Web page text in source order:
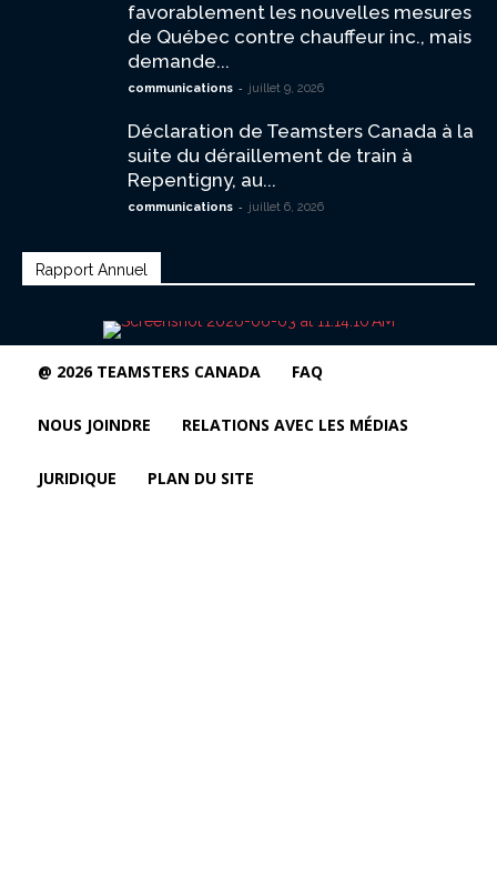
favorablement les nouvelles mesures
de Québec contre chauffeur inc., mais
demande...
communications - juillet 9, 2026
Déclaration de Teamsters Canada à la
suite du déraillement de train à
Repentigny, au...
communications - juillet 6, 2026
Rapport Annuel
@ 2026 TEAMSTERS CANADA FAQ
NOUS JOINDRE RELATIONS AVEC LES MÉDIAS
JURIDIQUE PLAN DU SITE